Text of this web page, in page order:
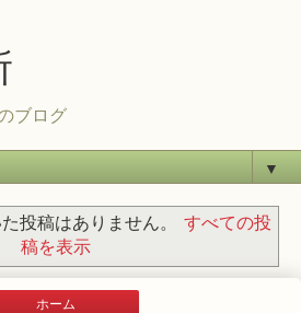
ブログ
▼
投稿はありません。
すべての投
稿を表示
ホーム